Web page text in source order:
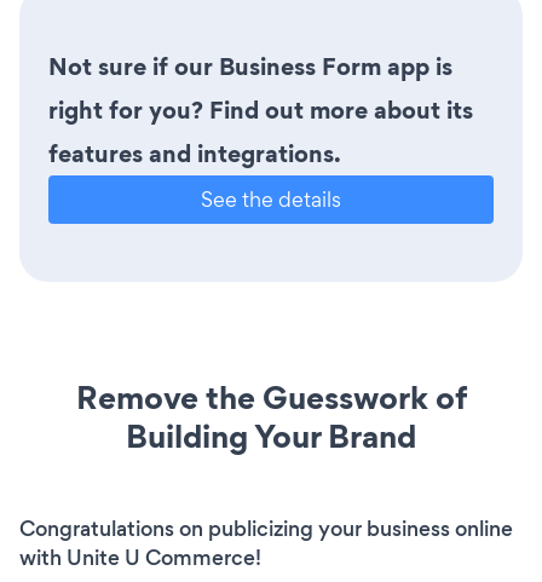
Not sure if our Business Form app is
right for you? Find out more about its
features and integrations.
See the details
Remove the Guesswork of
Building Your Brand
Congratulations on publicizing your business online
with Unite U Commerce!